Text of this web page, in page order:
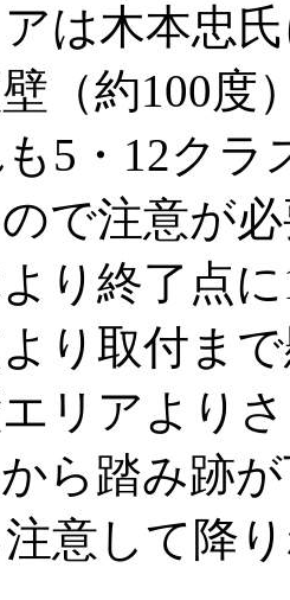
は木本忠
（約100度
5・12ク
で注意が
り終了点
り取付ま
リアより
ら踏み跡
意して降